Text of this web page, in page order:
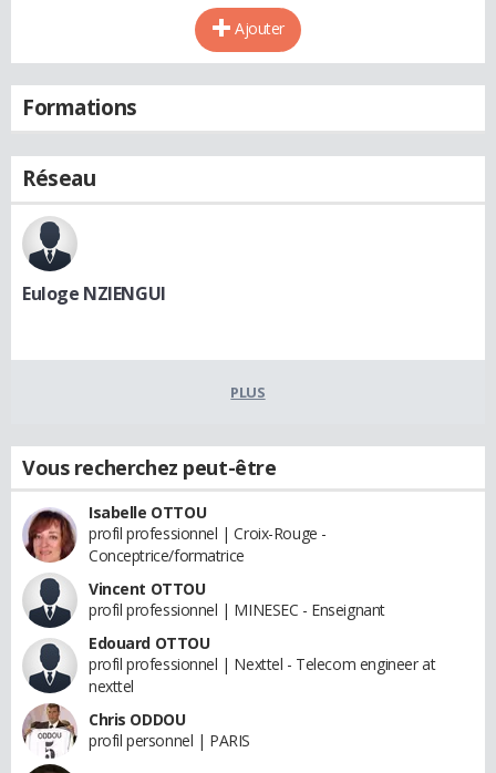
Ajouter
Formations
Réseau
Euloge NZIENGUI
PLUS
Vous recherchez peut-être
Isabelle OTTOU
profil professionnel | Croix-Rouge -
Conceptrice/formatrice
Vincent OTTOU
profil professionnel | MINESEC - Enseignant
Edouard OTTOU
profil professionnel | Nexttel - Telecom engineer at
nexttel
Chris ODDOU
profil personnel | PARIS